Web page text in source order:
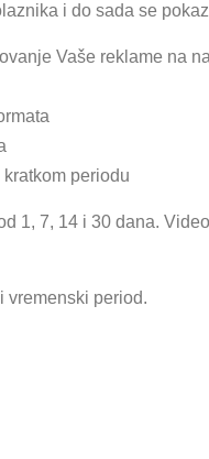
i do sada se
Vaše reklame na
periodu
1, 7, 14 i 30 dana.
vremenski period.